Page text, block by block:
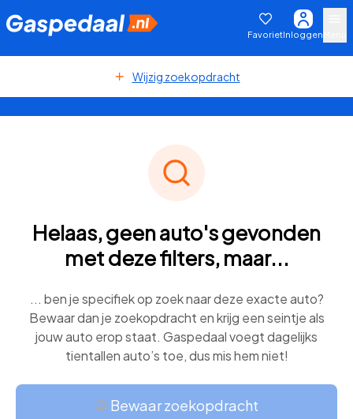
FavorietInloggen
Wijzig zoekopdracht
Helaas, geen auto's gevonden
met deze filters, maar...
... ben je specifiek op zoek naar deze exacte auto?
Bewaar dan je zoekopdracht en krijg een seintje als
jouw auto erop staat. Gaspedaal voegt dagelijks
tientallen auto’s toe, dus mis hem niet!
Bewaar zoekopdracht